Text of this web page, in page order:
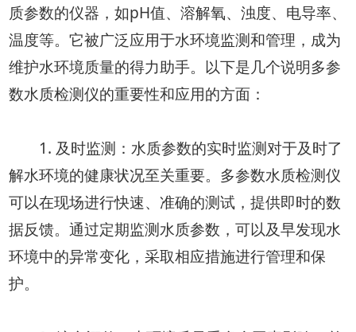
质参数的仪器，如pH值、溶解氧、浊度、电导率、
温度等。它被广泛应用于水环境监测和管理，成为
维护水环境质量的得力助手。以下是几个说明多参
数水质检测仪的重要性和应用的方面：
1. 及时监测：水质参数的实时监测对于及时了
解水环境的健康状况至关重要。多参数水质检测仪
可以在现场进行快速、准确的测试，提供即时的数
据反馈。通过定期监测水质参数，可以及早发现水
环境中的异常变化，采取相应措施进行管理和保
护。